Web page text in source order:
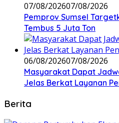
07/08/202607/08/2026
Pemprov Sumsel
Tembus 5 Juta Ton
06/08/202607/08/2026
Masyarakat Dapat
Jelas Berkat Layanan
Berita